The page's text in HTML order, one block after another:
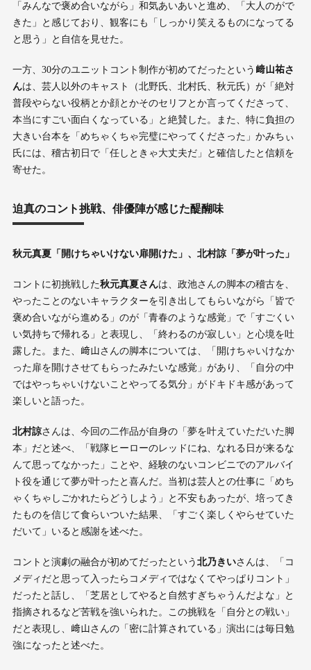
「みんなで褒め合いながら」和気あいあいと進め、「大人のがで
きた」と感じており、観客にも「しっかり笑えるものになってる
と思う」と自信を見せた。
一方、30分のユニットコント制作が初めてだったという 﨑山祐さ
んは、芸人以外のキャスト（北野氏、北村氏、秋元氏）が「絶対
普段やらない役柄とか顔とかそのセリフとか言ってくださって、
本当にすごい面白くなっている」と絶賛した。また、特に負担の
大きい台本を「めちゃくちゃ完璧にやってくださった」かみちぃ
氏には、稽古初日で「任しときゃ大丈夫だ」と確信したと信頼を
寄せた。
迫真のコント挑戦、俳優陣が感じた醍醐味
秋元真夏「開けちゃいけない扉開けた」、北村諒「夢が叶った」
コントに初挑戦した秋元真夏さんは、政池さんの脚本の稽古を、
やったことのないキャラクターを引き出してもらいながら「皆で
褒め合いながら進める」のが「青春のような感覚」で「すごくい
い気持ちで帰れる」と表現し、「終わるのが寂しい」と心境を吐
露した。また、﨑山さんの脚本については、「開けちゃいけなか
った扉を開けさせてもらったみたいな感覚」があり、「自分の中
ではやっちゃいけないことやってる気分」がドキドキ感があって
楽しいと語った。
北村諒さんは、今回の二作品が自身の「夢を叶えていただいた脚
本」だと述べ、「戦隊ヒーローのレッドにね、なれる日が来るな
んて思ってなかった」ことや、経験のないコンビニでのアルバイ
ト役を通じて夢が叶ったと喜んだ。当初は芸人との仕事に「めち
ゃくちゃしごかれたらどうしよう」と不安もあったが、培ってき
たものを信じて食らいついた結果、「すごく楽しくやらせていた
だいて」いると感謝を述べた。
コントと演劇の融合が初めてだったという 北乃きいさんは、「コ
メディだと思って入ったらコメディではなくてやっぱりコント」
だったと話し、「芝居としてやると自然すぎちゃうんだよな」と
指摘されるなど苦戦を強いられた。この挑戦を「自分との戦い」
だと表現し、﨑山さんの「密に計算されている」演出には毎日勉
強になったと述べた。